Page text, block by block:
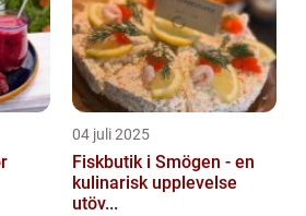
04 juli 2025
Fiskbutik i Smögen - en
kulinarisk upplevelse
utöv...